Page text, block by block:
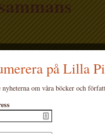
- Hanna Albrektson (board
på Lilla
nyheterna om våra böcker och